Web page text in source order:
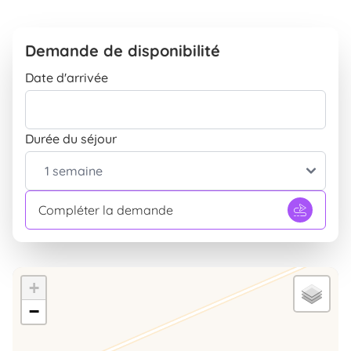
L’area sosta camper è raggiungibile seguendo la
Parcheggio
Alvin
Offerte Camper estate
Notte prima dell'imbarco
Demande de disponibilité
Date d'arrivée
Durée du séjour
Compléter la demande
+
−